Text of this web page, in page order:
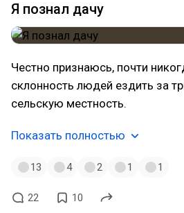
Я познал дачу
Честно признаюсь, почти
склонность людей ездить за
сельскую местность.
Показать полностью
13 4 2 1 1
22 10